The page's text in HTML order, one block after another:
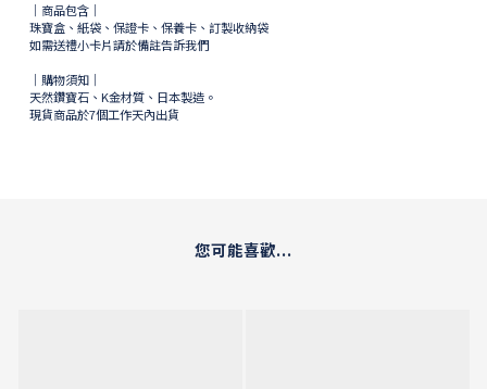
｜商品包含｜
珠寶盒、紙袋、保證卡、保養卡、訂製收納袋
如需送禮小卡片請於備註告訴我們
｜購物須知｜
天然鑽寶石、K金材質、日本製造。
現貨商品於7個工作天內出貨
您可能喜歡...